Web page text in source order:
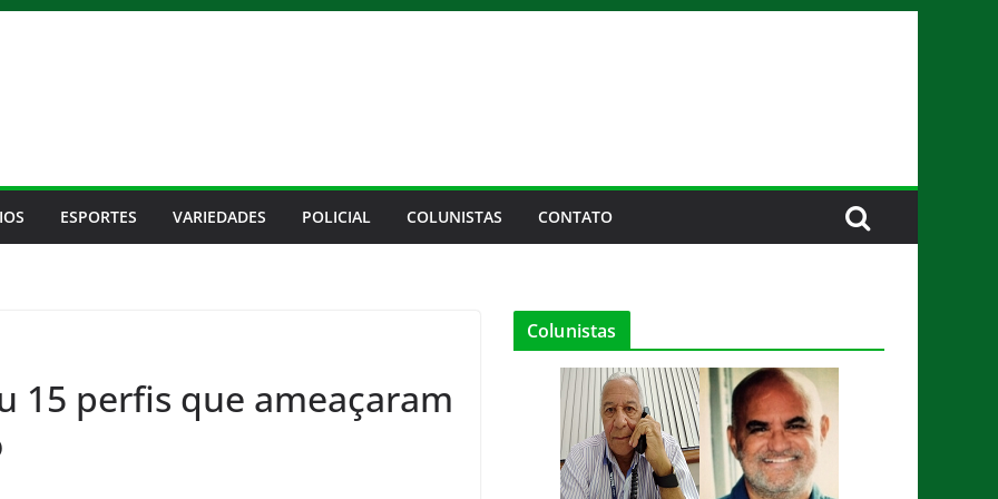
ESPORTES VARIEDADES POLICIAL COLUNISTAS CONTATO
15 perfis que ameaçaram
Colunistas